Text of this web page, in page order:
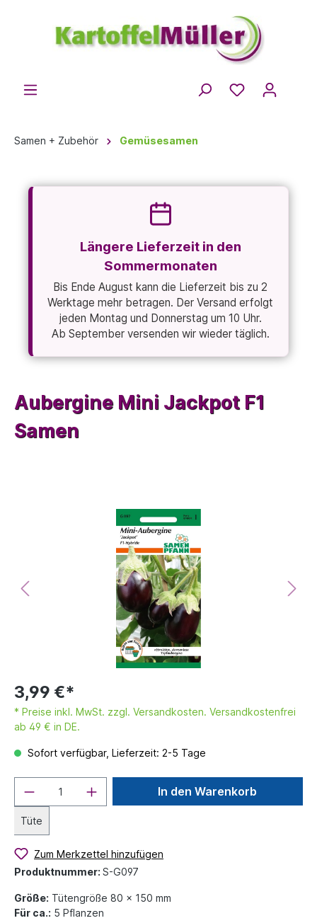
Samen + Zubehör Gemüsesamen
Längere Lieferzeit in den
Sommermonaten
Bis Ende August kann die Lieferzeit bis zu 2
Werktage mehr betragen. Der Versand erfolgt
jeden Montag und Donnerstag um 10 Uhr.
Ab September versenden wir wieder täglich.
Aubergine Mini Jackpot F1
Samen
3,99 €*
* Preise inkl. MwSt. zzgl. Versandkosten. Versandkostenfrei
ab 49 € in DE.
Sofort verfügbar, Lieferzeit: 2-5 Tage
Tüte
In den Warenkorb
Zum Merkzettel hinzufügen
Produktnummer: S-G097
Größe: Tütengröße 80 x 150 mm
Für ca.: 5 Pflanzen